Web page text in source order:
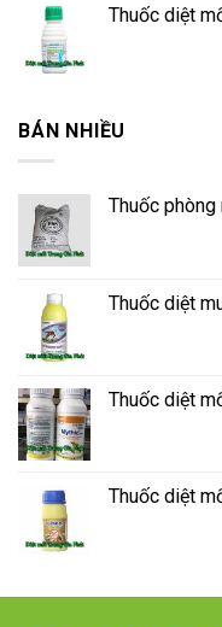
Thuốc diệt
BÁN NHIỀU
Thuốc
Thuốc diệt
Thuốc diệt
Thuốc diệt